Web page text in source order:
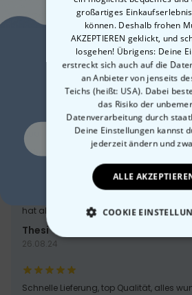
Super Fußmatte, habe sie schon
mich selbst und dann nochmal als
der Aufdruck schaut schön sauber aus.
Die super schön aus.
Qualität könnte aber besser sein!
Olivia
hat als Geschenk sehr viel Freude
Thesi
26.08.24
Schnelle Lieferung, top Qualität, alles
großartiges
können. Deshalb frohen
AKZEPTIEREN geklickt, und
losgehen! Übrigens: Deine
erstreckt sich auch auf die
an Anbieter von jenseits
Teichs (heißt: USA). Dabei
das Risiko der
Datenverarbeitung durch
Deine Einstellungen kannst
jederzeit ändern und
ALLE
COOKIE
Lust auf
10%
Ja, gerne!
Nein, ich mag keine